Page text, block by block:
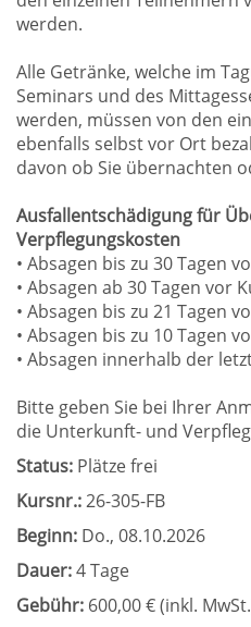
werden.
Alle Getränke, welche im
Seminars und des
werden, müssen von den
ebenfalls selbst vor Ort
davon ob Sie übernachten
Ausfallentschädigung für
Verpflegungskosten
• Absagen bis zu 30 Tagen
• Absagen ab 30 Tagen vor
• Absagen bis zu 21 Tagen
• Absagen bis zu 10 Tagen
• Absagen innerhalb der
Bitte geben Sie bei Ihrer
die Unterkunft- und
Status: Plätze frei
Kursnr.:26-305-FB
Beginn: Do., 08.10.2026
Dauer:4 Tage
Gebühr: 600,00 € (inkl.